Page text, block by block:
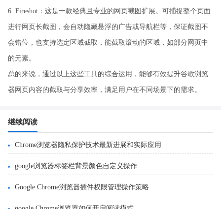
6. Fireshot：这是一款经典且专业的网页截图扩展。可捕捉整个页面
进行网页长截图，会自动隐藏悬浮的广告或导航栏等，保证截图不
会错位，也支持选定区域截取，能截取滚动的区域，如部分网页中
的元素。
总的来说，通过以上这些工具的综合运用，能够有效提升谷歌浏览
器网页内容的截取与分享效率，满足用户在不同场景下的需求。
继续阅读
Chrome浏览器隐私保护技术最新进展和实际应用
google浏览器标签栏背景颜色自定义操作
Google Chrome浏览器插件权限管理操作策略